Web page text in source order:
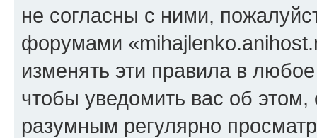
не согласны с ними,
форумами
изменять эти правила в
чтобы уведомить вас об
разумным регулярно